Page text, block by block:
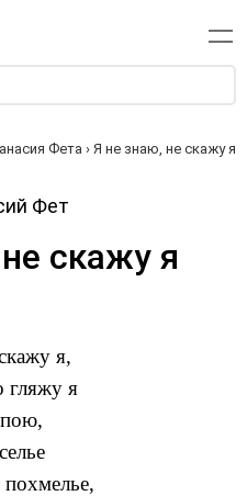
Фета › Я не знаю, не скажу я
Фет
скажу я
я,
гляжу я
пою,
похмелье,